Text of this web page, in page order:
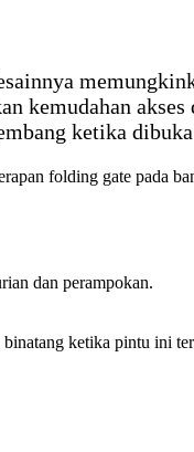
kemudahan
ketika
folding gate pada
dan perampokan.
binatang ketika pintu ini